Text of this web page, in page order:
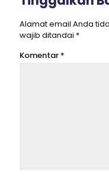
Alamat email Anda
wajib ditandai *
Komentar *